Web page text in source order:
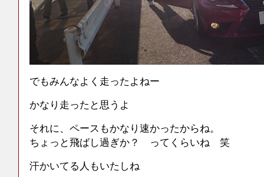
でもみんなよく走ったよねー
かなり走ったと思うよ
それに、ペースもかなり速かったからね。
ちょっと飛ばし過ぎか？ ってくらいね 笑
汗かいてる人もいたしね